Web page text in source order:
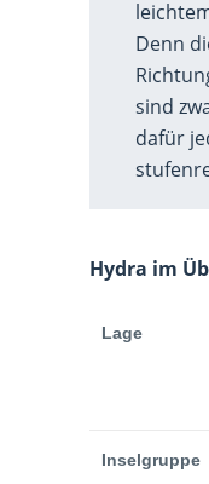
Denn
sind
dafür
Hydra im
Lage
Inselgruppe